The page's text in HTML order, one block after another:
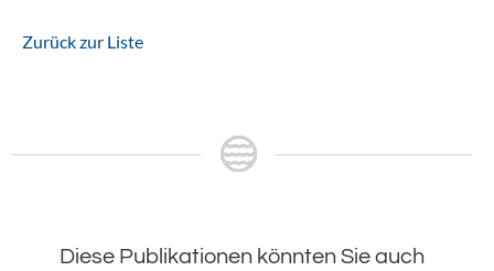
Zurück zur Liste
Diese Publikationen könnten Sie auch